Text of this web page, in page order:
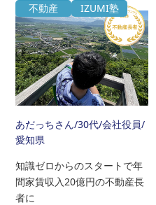
不動産 IZUMI塾
あだっちさん/30代/会社役員/
愛知県
知識ゼロからのスタートで年
間家賃収入20億円の不動産長
者に